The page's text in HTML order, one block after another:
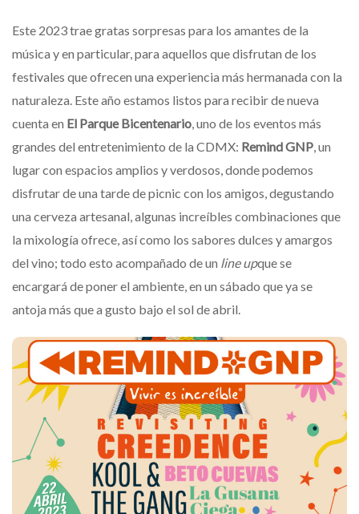
Este 2023 trae gratas sorpresas para los amantes de la
música y en particular, para aquellos que disfrutan de los
festivales que ofrecen una experiencia más hermanada con la
naturaleza. Este año estamos listos para recibir de nueva
cuenta en El Parque Bicentenario, uno de los eventos más
grandes del entretenimiento de la CDMX: Remind GNP, un
lugar con espacios amplios y verdosos, donde podemos
disfrutar de una tarde de picnic con los amigos, degustando
una cerveza artesanal, algunas increíbles combinaciones que
la mixología ofrece, así como los sabores dulces y amargos
del vino; todo esto acompañado de un line upque se
encargará de poner el ambiente, en un sábado que ya se
antoja más que a gusto bajo el sol de abril.